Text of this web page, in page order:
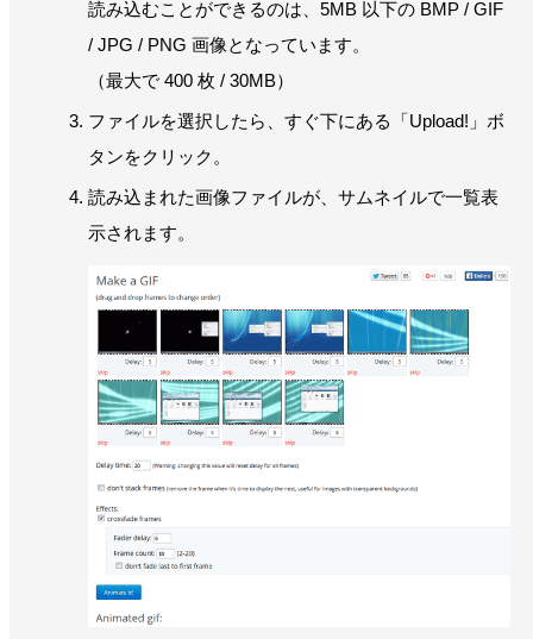
読み込むことができるのは、5MB 以下の BMP / GIF
/ JPG / PNG 画像となっています。
（最大で 400 枚 / 30MB）
ファイルを選択したら、すぐ下にある「Upload!」ボ
タンをクリック。
読み込まれた画像ファイルが、サムネイルで一覧表
示されます。